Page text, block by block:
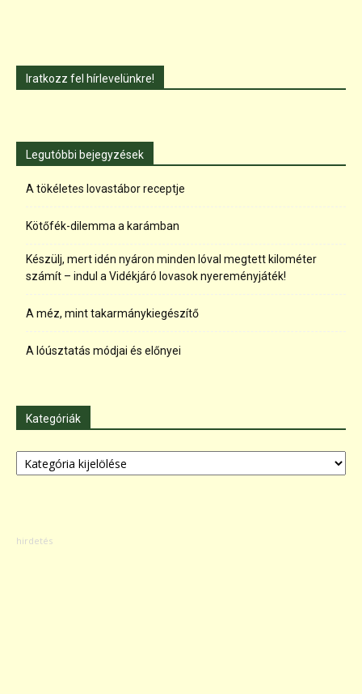
Iratkozz fel hírlevelünkre!
Legutóbbi bejegyzések
A tökéletes lovastábor receptje
Kötőfék-dilemma a karámban
Készülj, mert idén nyáron minden lóval megtett kilométer
számít – indul a Vidékjáró lovasok nyereményjáték!
A méz, mint takarmánykiegészítő
A lóúsztatás módjai és előnyei
Kategóriák
Kategóriák